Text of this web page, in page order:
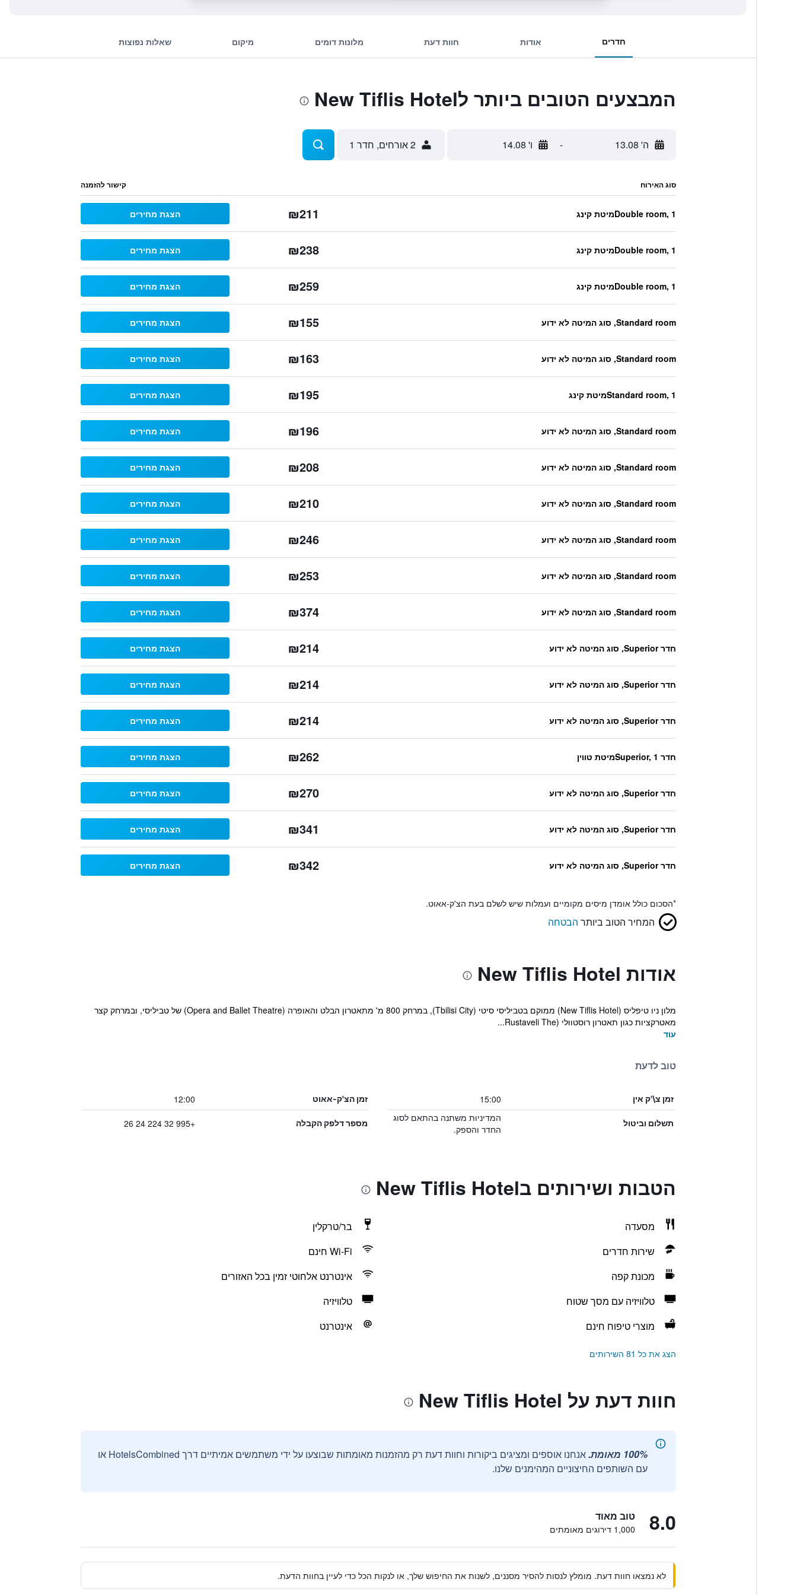
חדרים אודות חוות דעת מלונות דומים מיקום שאלות נפוצות
המבצעים הטובים ביותר לNew Tiflis Hotel
ה' 13.08 - ו' 14.08 2 אורחים, חדר 1
סוג האירוח קישור להזמנה
Double room, 1מיטת קינג ₪211 הצגת מחירים
Double room, 1מיטת קינג ₪238 הצגת מחירים
Double room, 1מיטת קינג ₪259 הצגת מחירים
Standard room, סוג המיטה לא ידוע ₪155 הצגת מחירים
Standard room, סוג המיטה לא ידוע ₪163 הצגת מחירים
Standard room, 1מיטת קינג ₪195 הצגת מחירים
Standard room, סוג המיטה לא ידוע ₪196 הצגת מחירים
Standard room, סוג המיטה לא ידוע ₪208 הצגת מחירים
Standard room, סוג המיטה לא ידוע ₪210 הצגת מחירים
Standard room, סוג המיטה לא ידוע ₪246 הצגת מחירים
Standard room, סוג המיטה לא ידוע ₪253 הצגת מחירים
Standard room, סוג המיטה לא ידוע ₪374 הצגת מחירים
חדר Superior, סוג המיטה לא ידוע ₪214 הצגת מחירים
חדר Superior, סוג המיטה לא ידוע ₪214 הצגת מחירים
חדר Superior, סוג המיטה לא ידוע ₪214 הצגת מחירים
חדר Superior, 1מיטת טווין ₪262 הצגת מחירים
חדר Superior, סוג המיטה לא ידוע ₪270 הצגת מחירים
חדר Superior, סוג המיטה לא ידוע ₪341 הצגת מחירים
חדר Superior, סוג המיטה לא ידוע ₪342 הצגת מחירים
*הסכום כולל אומדן מיסים מקומיים ועמלות שיש לשלם בעת הצ'ק-אאוט.
המחיר הטוב ביותר הבטחה
אודות New Tiflis Hotel
מלון ניו טיפליס (New Tiflis Hotel) ממוקם בטביליסי סיטי (Tbilisi City), במרחק 800 מ' מתאטרון הבלט והאופרה (Opera and Ballet Theatre) של טביליסי, ובמרחק קצר
מאטרקציות כגון תאטרון רוסטוולי (Rustaveli The...
עוד
טוב לדעת
זמן צ\'ק אין 15:00 זמן הצ'ק-אאוט 12:00
תשלום וביטול
המדיניות משתנה בהתאם לסוג
החדר והספק.
מספר דלפק הקבלה +995 32 224 24 26
הטבות ושירותים בNew Tiflis Hotel
מסעדה
בר/טרקלין
שירות חדרים
Wi-Fi חינם
מכונת קפה
אינטרנט אלחוטי זמין בכל האזורים
טלוויזיה עם מסך שטוח
טלוויזיה
מוצרי טיפוח חינם
אינטרנט
הצג את כל 81 השירותים
חוות דעת על New Tiflis Hotel
100% מאומת.
אנחנו אוספים ומציגים ביקורות וחוות דעת רק מהזמנות מאומתות שבוצעו על ידי משתמשים אמיתיים דרך HotelsCombined או
עם השותפים החיצוניים המהימנים שלנו.
8.0 טוב מאוד
1,000 דירוגים מאומתים
לא נמצאו חוות דעת. מומלץ לנסות להסיר מסננים, לשנות את החיפוש שלך, או לנקות הכל כדי לעיין בחוות הדעת.